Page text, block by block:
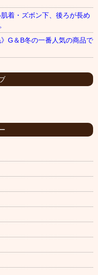
着・ズボン下、後ろが長め
G＆B冬の一番人気の商品で